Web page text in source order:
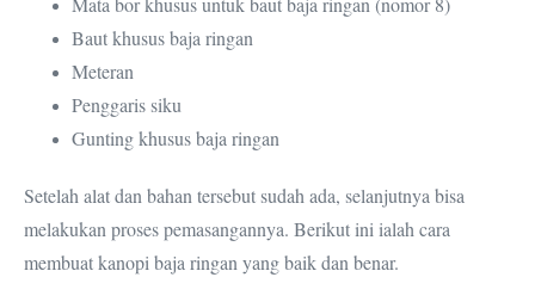
Baut khusus baja ringan
Meteran
Penggaris siku
Gunting khusus baja ringan
Setelah alat dan bahan tersebut sudah ada, selanjutnya bisa
melakukan proses pemasangannya. Berikut ini ialah cara
membuat kanopi baja ringan yang baik dan benar.